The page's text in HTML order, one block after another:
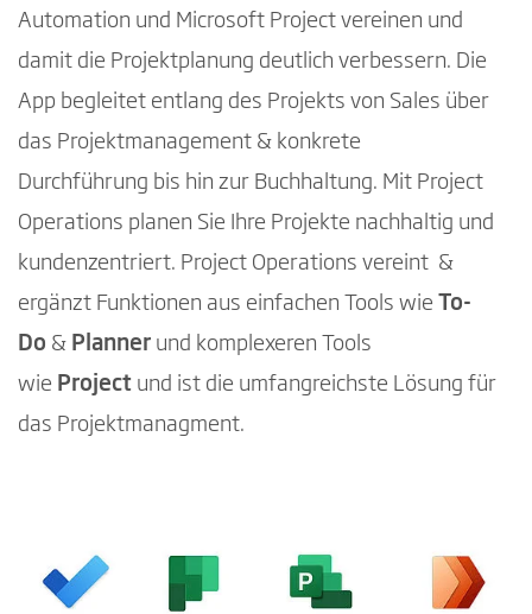
Automation und Microsoft Project vereinen und
damit die Projektplanung deutlich verbessern. Die
App begleitet entlang des Projekts von Sales über
das Projektmanagement & konkrete
Durchführung bis hin zur Buchhaltung. Mit Project
Operations planen Sie Ihre Projekte nachhaltig und
kundenzentriert. Project Operations vereint &
ergänzt Funktionen aus einfachen Tools wie
To-
Do & Planner und komplexeren Tools
wie Project und ist die umfangreichste Lösung für
das Projektmanagment.